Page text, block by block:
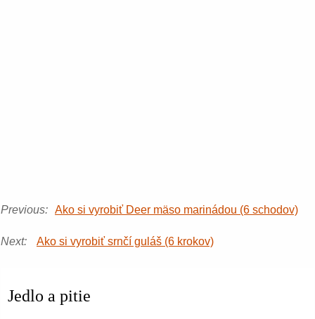
Previous: Ako si vyrobiť Deer mäso marinádou (6 schodov)
Next: Ako si vyrobiť srnčí guláš (6 krokov)
Jedlo a pitie